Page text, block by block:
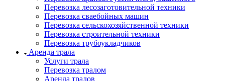
Перевозка лесозаготовительной техники
Перевозка сваебойных машин
Перевозка сельскохозяйственной техники
Перевозка строительной техники
Перевозка трубоукладчиков
Аренда трала
Услуги трала
Перевозка тралом
Аренда тралов